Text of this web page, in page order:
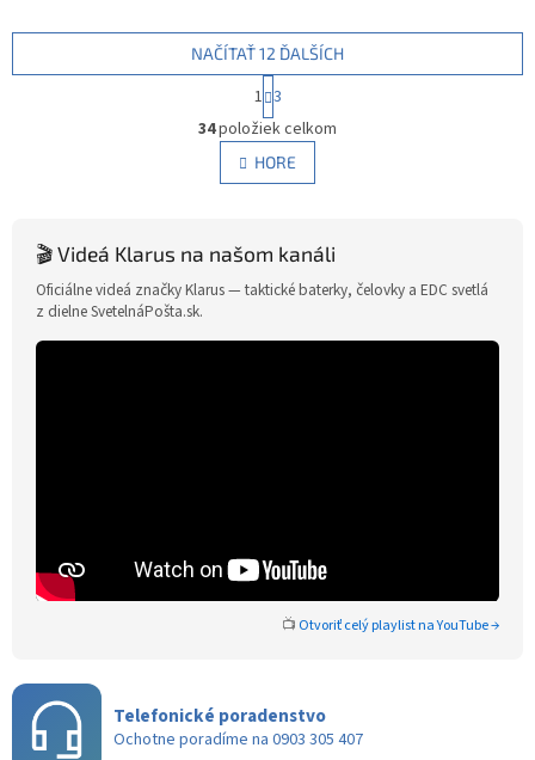
nielen výkonným spoločníkom
O
v
l
á
c
e
r
NAČÍTAŤ 12 ĎALŠÍCH
t
r
á
n
k
a
n
i
1 3
34položiek celkom
HORE
🎬 Videá Klarus na našom kanáli
Oficiálne videá značky Klarus — taktické baterky, čelovky a EDC svetlá
z dielne SvetelnáPošta.sk.
📺 Otvoriť celý playlist na YouTube →
Telefonické poradenstvo
Ochotne poradíme na 0903 305 407